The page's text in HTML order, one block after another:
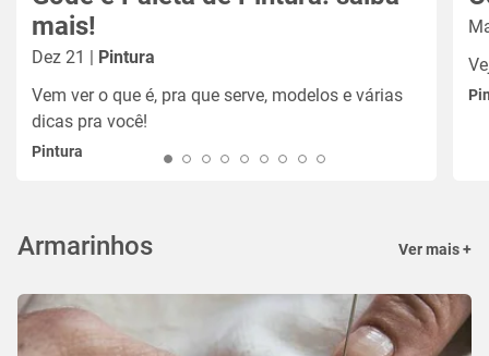
mais!
Dez 21 | Pintura
Vem ver o que é, pra que serve, modelos e várias
dicas pra você!
Pintura
Armarinhos Ver mais +